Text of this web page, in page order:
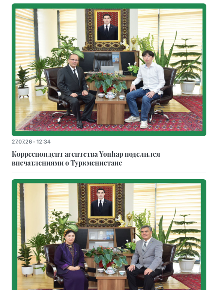
27.07.26 - 12:34
Корреспондент агентства Yonhap поделился
впечатлениями о Туркменистане